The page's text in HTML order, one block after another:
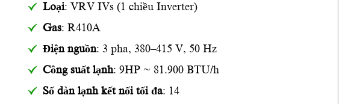
Loại: VRV IVs (1 chiều Inverter)
Gas: R410A
Điện nguồn: 3 pha, 380–415 V, 50 Hz
Công suất lạnh: 9HP ~ 81.900 BTU/h
Số dàn lạnh kết nối tối đa: 14